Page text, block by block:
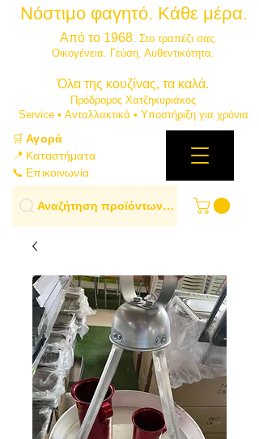
Νόστιμο φαγητό. Κάθε μέρα.
Από το 1968. Στο τραπέζι σας.
​Οικογένεια. Γεύση. Αυθεντικότητα.
​Όλα της κουζίνας, τα καλά.
Πρόδρομος Χατζηκυριάκος
​Service • Ανταλλακτικά • Υποστήριξη για χρόνια
🛒Αγορά
📍 Καταστήματα
📞 Επικοινωνία
Αναζήτηση προϊόντων…